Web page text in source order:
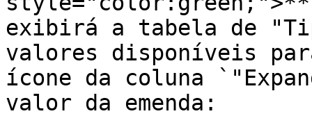
exibirá a tabela de
valores disponíveis
ícone da coluna
valor da emenda: